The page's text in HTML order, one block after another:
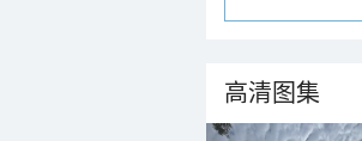
高清图集